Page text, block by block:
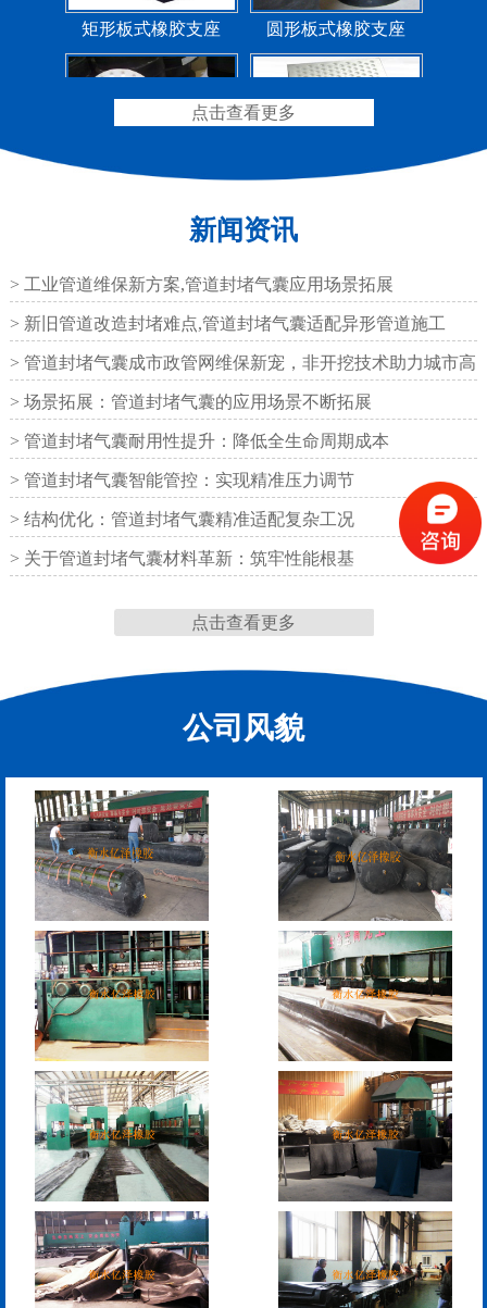
铁路盆式支座 公路盆式橡胶支座
抗震盆式支座
C40、60、80型桥梁伸
缩缝
F40、60、80型桥梁伸缩
缝
E40、60、80型桥梁伸缩
缝
RG型桥梁伸缩缝
D40、60、80型桥梁伸
缩缝
模数式160、240、320伸
缩缝
SF梳型伸缩缝
L型桥梁伸缩缝 Z型桥梁伸缩缝
板式橡胶伸缩缝 C型桥梁伸缩缝
点击查看更多
新闻资讯
> 工业管道维保新方案,管道封堵气囊应用场景拓展
> 新旧管道改造封堵难点,管道封堵气囊适配异形管道施工
> 管道封堵气囊成市政管网维保新宠，非开挖技术助力城市高
效运
> 场景拓展：管道封堵气囊的应用场景不断拓展
> 管道封堵气囊耐用性提升：降低全生命周期成本
> 管道封堵气囊智能管控：实现精准压力调节
> 结构优化：管道封堵气囊精准适配复杂工况
> 关于管道封堵气囊材料革新：筑牢性能根基
点击查看更多
公司风貌